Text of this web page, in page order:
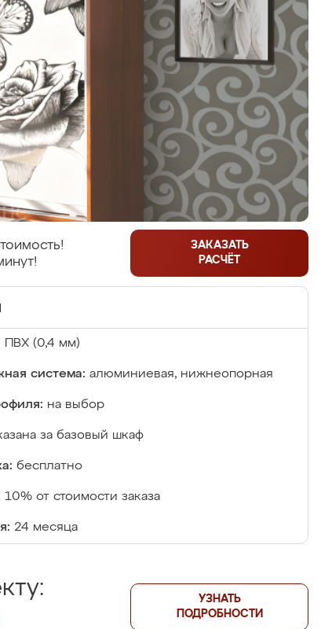
ЗАКАЗАТЬ
РАСЧЁТ
ПВХ (0,4 мм)
система: алюминиевая, нижнеопорная
на выбор
за базовый шкаф
бесплатно
10% от стоимости заказа
24 месяца
УЗНАТЬ
ПОДРОБНОСТИ